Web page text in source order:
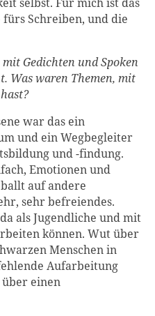
Schreiben, und die
Gedichten und Spoken
Was waren Themen, mit
war das ein
und ein Wegbegleiter
und -findung.
Emotionen und
auf andere
sehr befreiendes.
als Jugendliche und mit
können. Wut über
Menschen in
Aufarbeitung
einen